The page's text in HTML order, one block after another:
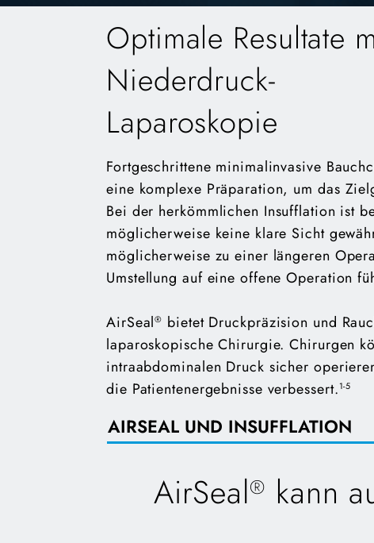
Optimale Resultate
Niederdruck-
Laparoskopie
Fortgeschrittene minimalinvasive
eine komplexe Präparation, um das
Bei der herkömmlichen Insufflation ist
möglicherweise keine klare Sicht
möglicherweise zu einer längeren
Umstellung auf eine offene Operation
AirSeal® bietet Druckpräzision und
laparoskopische Chirurgie. Chirurgen
intraabdominalen Druck sicher
die Patientenergebnisse verbessert.1-5
AIRSEAL UND INSUFFLATION
AirSeal® kann